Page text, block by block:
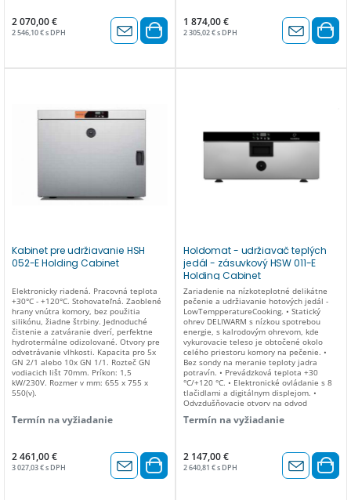
2 070,00 €
2 546,10 € s DPH
1 874,00 €
2 305,02 € s DPH
Kabinet pre udržiavanie HSH
052-E Holding Cabinet
Elektronicky riadená. Pracovná teplota
+30°C - +120°C. Stohovateľná. Zaoblené
hrany vnútra komory, bez použitia
silikónu, žiadne štrbiny. Jednoduché
čistenie a zatváranie dverí, perfektne
hydrotermálne odizolované. Otvory pre
odvetrávanie vlhkosti. Kapacita pro 5x
GN 2/1 alebo 10x GN 1/1. Rozteč GN
vodiacich lišt 70mm. Príkon: 1,5
kW/230V. Rozmer v mm: 655 x 755 x
550(v).
Termín na vyžiadanie
2 461,00 €
3 027,03 € s DPH
Holdomat - udržiavač teplých
jedál - zásuvkový HSW 011-E
Holding Cabinet
Zariadenie na nízkoteplotné delikátne
pečenie a udržiavanie hotových jedál -
LowTempperatureCooking. • Statický
ohrev DELIWARM s nízkou spotrebou
energie, s kalrodovým ohrevom, kde
vykurovacie teleso je obtočené okolo
celého priestoru komory na pečenie. •
Bez sondy na meranie teploty jadra
potravín. • Prevádzková teplota +30
°C/+120 °C. • Elektronické ovládanie s 8
tlačidlami a digitálnym displejom. •
Odvzdušňovacie otvory na odvod
odvod nadmernej kondenzácie. •
vysoko tepelne odolného silikónu. •
Bezpečnostný termostat pre priestor
rúry. • Zásuvky s rozmermi GN 1/1,
Termín na vyžiadanie
2 147,00 €
2 640,81 € s DPH